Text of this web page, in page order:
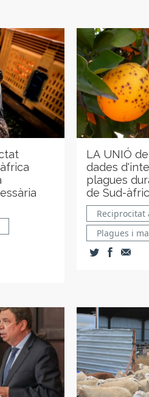
LA UNIÓ
dades
plagues
de Sud-
Reciprocitat
Plagues i